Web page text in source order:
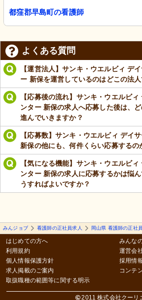
都窪郡早島町の看護師
よくある質問
【運営法人】サンキ・ウエルビィ デ
ー 新保を運営しているのはどこの法人
【応募後の流れ】サンキ・ウエルビ
ンター 新保の求人へ応募した後は、
進んでいきますか？
【応募数】サンキ・ウエルビィ デイ
新保の他にも、何件くらい応募するの
【気になる機能】サンキ・ウエルビ
ンター 新保の求人に応募するかは悩
うすればよいですか？
みんジョブ 看護師の正社員求人 岡山県 看護師の正社
はじめての方へ
利用規約
個人情報保護方針
求人掲載のご案内
取扱職種の範囲等に関する明示
みんな
運営会
採用情
コンテ
2011 株式会社クーリ